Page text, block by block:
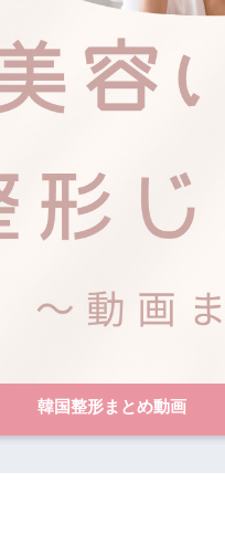
韓国整形まとめ動画